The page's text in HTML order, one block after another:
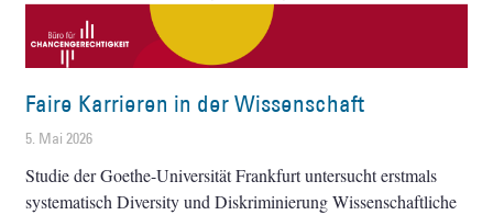
Faire Karrieren in der Wissenschaft
5. Mai 2026
Studie der Goethe-Universität Frankfurt untersucht erstmals
systematisch Diversity und Diskriminierung Wissenschaftliche